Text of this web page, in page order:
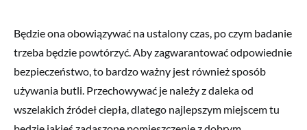
Będzie ona obowiązywać na ustalony czas, po czym badanie
trzeba będzie powtórzyć. Aby zagwarantować odpowiednie
bezpieczeństwo, to bardzo ważny jest również sposób
używania butli. Przechowywać je należy z daleka od
wszelakich źródeł ciepła, dlatego najlepszym miejscem tu